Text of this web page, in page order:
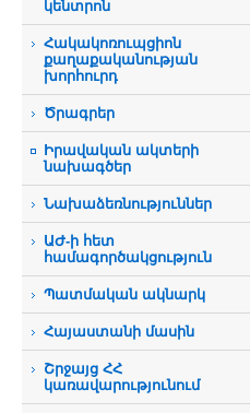
կենտրոն
Հակակոռուպցիոն
քաղաքականության
խորհուրդ
Ծրագրեր
Իրավական ակտերի
նախագծեր
Նախաձեռնություններ
ԱԺ-ի հետ
համագործակցություն
Պատմական ակնարկ
Հայաստանի մասին
Շրջայց ՀՀ
կառավարությունում